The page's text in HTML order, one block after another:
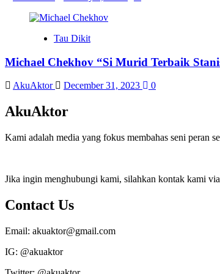
Tau Dikit
Michael Chekhov “Si Murid Terbaik
AkuAktor December 31, 2023 0
AkuAktor
Kami adalah media yang fokus membahas seni peran
Jika ingin menghubungi kami, silahkan kontak kami
Contact Us
Email: akuaktor@gmail.com
IG: @akuaktor